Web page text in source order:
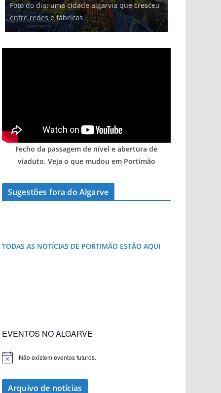
pub
Foto do dia: uma cidade algarvia que cresceu
entre redes e fábricas
Fecho da passagem de nível e abertura de
viaduto. Veja o que mudou em Portimão
Sugestões fora do Algarve
A piscina natural com cascata
Foto do dia: a aldeia do interior do Algarve
TODAS AS NOTÍCIAS DE PORTIMÃO ESTÃO AQUI
EVENTOS NO ALGARVE
Não existem eventos futuros.
Arquivo de notícias